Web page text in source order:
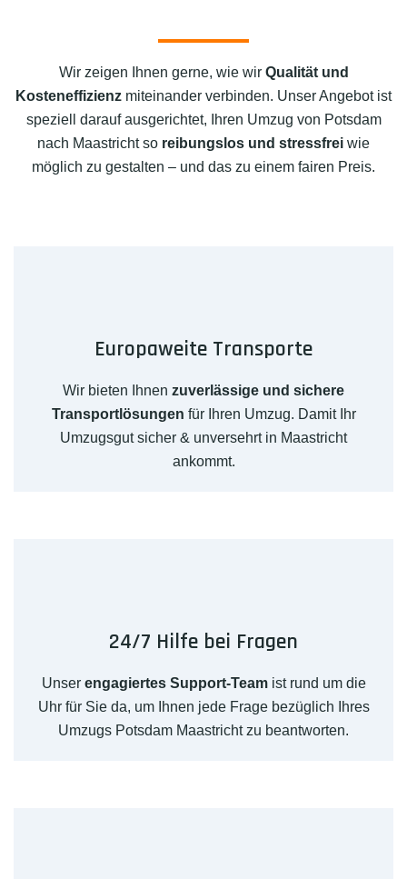
Wir zeigen Ihnen gerne, wie wir Qualität und
Kosteneffizienz miteinander verbinden. Unser Angebot ist
speziell darauf ausgerichtet, Ihren Umzug von Potsdam
nach Maastricht so reibungslos und stressfrei wie
möglich zu gestalten – und das zu einem fairen Preis.
Europaweite Transporte
Wir bieten Ihnen zuverlässige und sichere
Transportlösungen für Ihren Umzug. Damit Ihr
Umzugsgut sicher & unversehrt in Maastricht
ankommt.
24/7 Hilfe bei Fragen
Unser engagiertes Support-Teamist rund um die
Uhr für Sie da, um Ihnen jede Frage bezüglich Ihres
Umzugs Potsdam Maastricht zu beantworten.